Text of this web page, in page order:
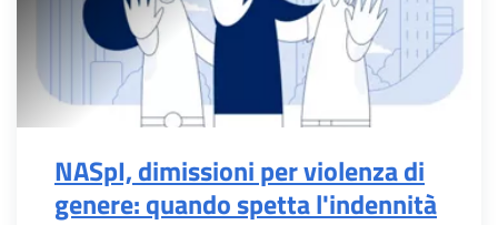
NASpI, dimissioni per violenza di
genere: quando spetta l'indennità